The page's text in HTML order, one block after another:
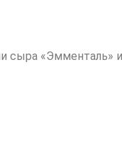
сыра «Эмменталь»